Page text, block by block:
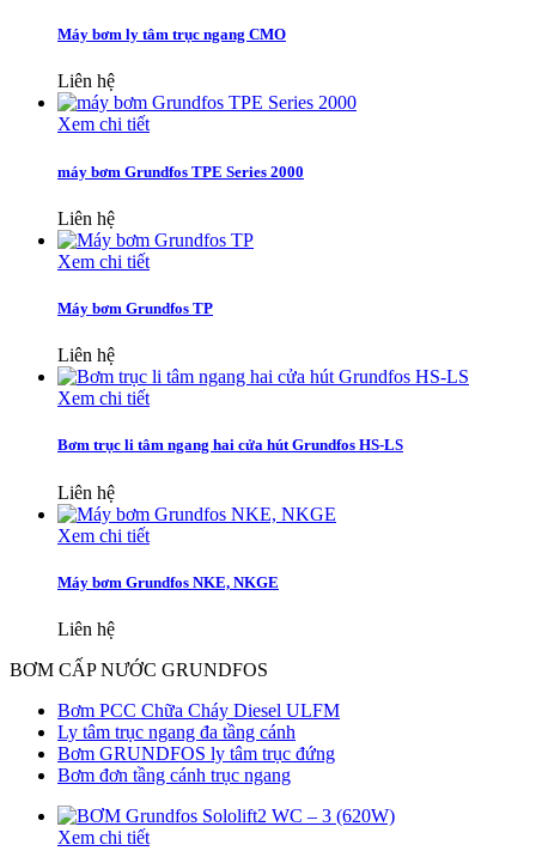
Máy bơm ly tâm trục ngang CMO
Liên hệ
Xem chi tiết
máy bơm Grundfos TPE Series 2000
Liên hệ
Xem chi tiết
Máy bơm Grundfos TP
Liên hệ
Xem chi tiết
Bơm trục li tâm ngang hai cửa hút Grundfos HS-LS
Liên hệ
Xem chi tiết
Máy bơm Grundfos NKE, NKGE
Liên hệ
BƠM CẤP NƯỚC GRUNDFOS
Bơm PCC Chữa Cháy Diesel ULFM
Ly tâm trục ngang đa tầng cánh
Bơm GRUNDFOS ly tâm trục đứng
Bơm đơn tầng cánh trục ngang
Xem chi tiết